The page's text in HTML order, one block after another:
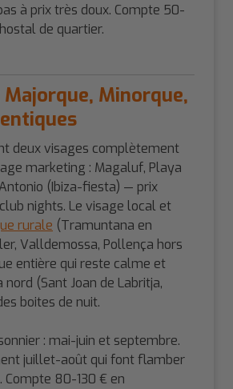
à prix très doux. Compte 50-
de quartier.
Majorque, Minorque,
deux visages complètement
marketing : Magaluf, Playa
(Ibiza-fiesta) — prix
nights. Le visage local et
rurale (Tramuntana en
Valldemossa, Pollença hors
entière qui reste calme et
nord (Sant Joan de Labritja,
boites de nuit.
: mai-juin et septembre.
juillet-août qui font flamber
Compte 80-130 € en